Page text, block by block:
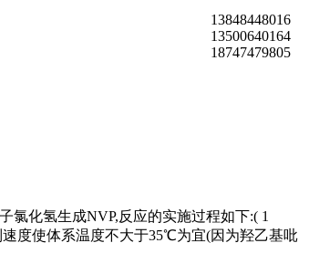
13848448016
13500640164
18747479805
氯化氢生成NVP,反应的实施过程如下:( 1
度使体系温度不大于35℃为宜(因为羟乙基吡